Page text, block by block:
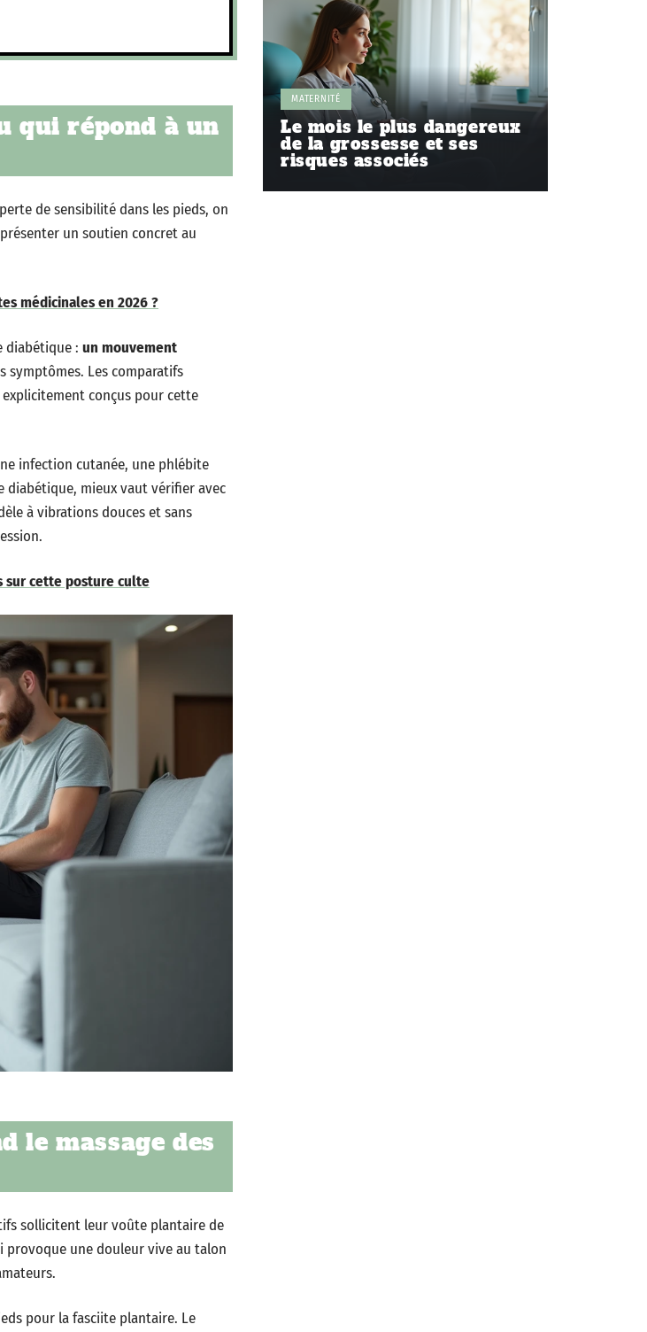
qui répond à un
de sensibilité dans les pieds, on
un soutien concret au
médicinales en 2026 ?
diabétique : un mouvement
Les comparatifs
conçus pour cette
infection cutanée, une phlébite
diabétique, mieux vaut vérifier avec
à vibrations douces et sans
sur cette posture culte
le massage des
sollicitent leur voûte plantaire de
provoque une douleur vive au talon
pour la fasciite plantaire. Le
MATERNITÉ
Le mois le plus dangereux
de la grossesse et ses
risques associés